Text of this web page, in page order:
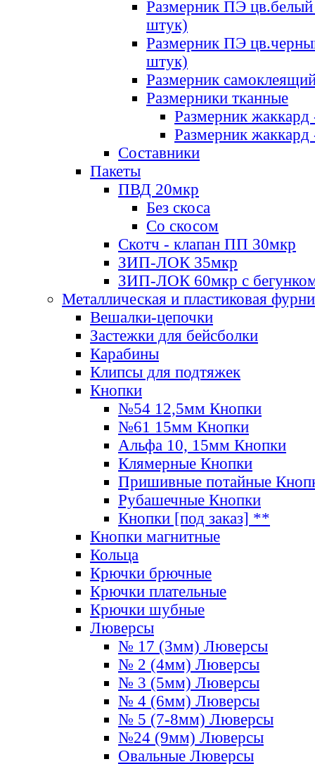
Размерник ПЭ цв.белый
штук)
Размерник ПЭ
штук)
Размерник
Размерники тканные
Размерник
Размерник
Составники
Пакеты
ПВД 20мкр
Без скоса
Со скосом
Скотч - клапан ПП 30мкр
ЗИП-ЛОК 35мкр
ЗИП-ЛОК 60мкр с
Металлическая и пластиковая
Вешалки-цепочки
Застежки для бейсболки
Карабины
Клипсы для подтяжек
Кнопки
№54 12,5мм Кнопки
№61 15мм Кнопки
Альфа 10, 15мм Кнопки
Клямерные Кнопки
Пришивные потайные
Рубашечные Кнопки
Кнопки [под заказ] **
Кнопки магнитные
Кольца
Крючки брючные
Крючки плательные
Крючки шубные
Люверсы
№ 17 (3мм) Люверсы
№ 2 (4мм) Люверсы
№ 3 (5мм) Люверсы
№ 4 (6мм) Люверсы
№ 5 (7-8мм) Люверсы
№24 (9мм) Люверсы
Овальные Люверсы